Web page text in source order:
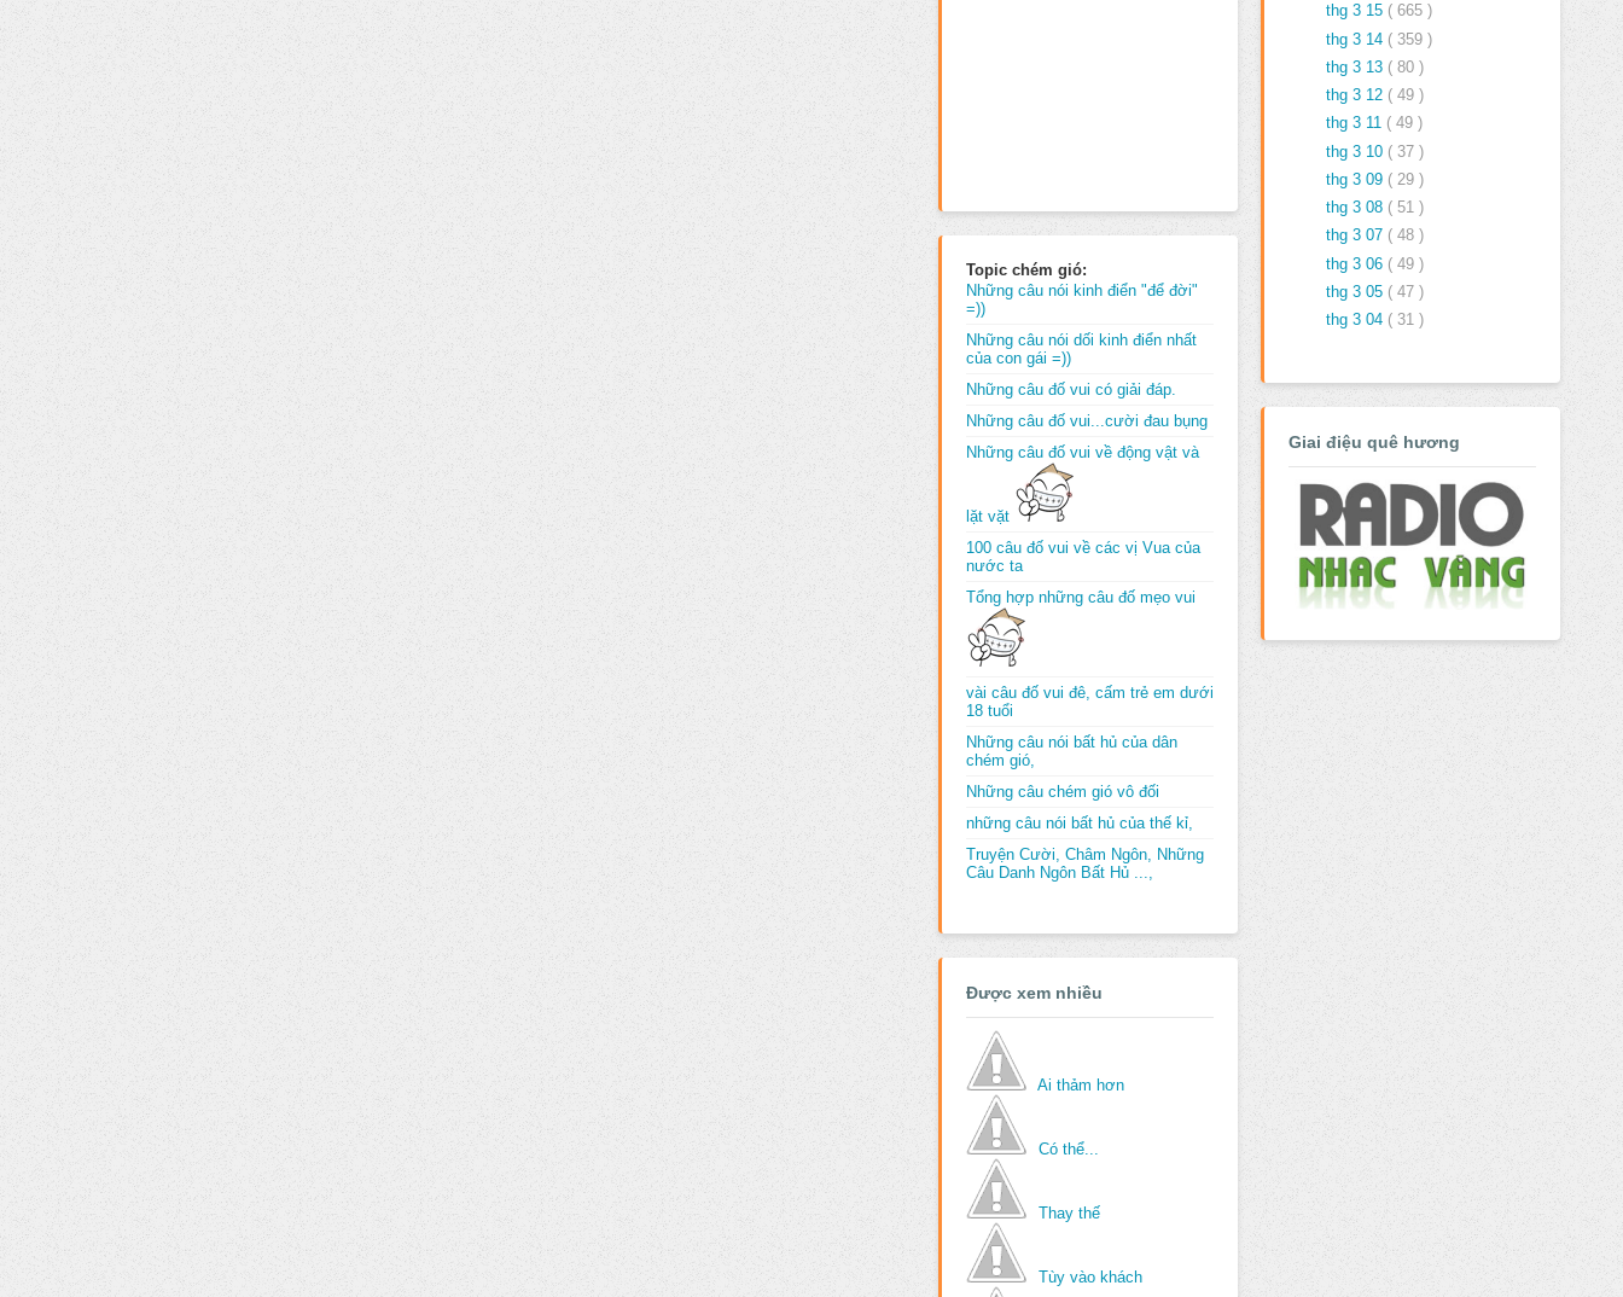
Topic chém gió:
Những câu nói kinh điển "để đời"
=))
Những câu nói dối kinh điển nhất
của con gái =))
Những câu đố vui có giải đáp.
Những câu đố vui...cười đau bụng
Những câu đố vui về động vật và
lặt vặt
100 câu đố vui về các vị Vua của
nước ta
Tổng hợp những câu đố mẹo vui
vài câu đố vui đê, cấm trẻ em dưới
18 tuổi
Những câu nói bất hủ của dân
chém gió,
Những câu chém gió vô đối
những câu nói bất hủ của thế kỉ,
Truyện Cười, Châm Ngôn, Những
Câu Danh Ngôn Bất Hủ ...,
Được xem nhiều
Ai thảm hơn
Có thể...
Thay thế
Tùy vào khách
thg 3 15 ( 665 )
thg 3 14 ( 359 )
thg 3 13 ( 80 )
thg 3 12 ( 49 )
thg 3 11 ( 49 )
thg 3 10 ( 37 )
thg 3 09 ( 29 )
thg 3 08 ( 51 )
thg 3 07 ( 48 )
thg 3 06 ( 49 )
thg 3 05 ( 47 )
thg 3 04 ( 31 )
Giai điệu quê hương